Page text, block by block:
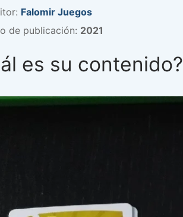
Falomir Juegos
de publicación: 2021
es su contenido?